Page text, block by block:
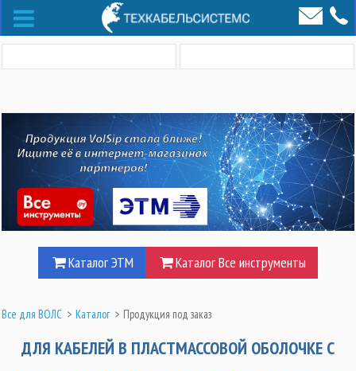
Каталог ЭТМ Каталог Все инструменты
Все для ВОЛС > Каталог > Продукция под заказ
ДЛЯ КАБЕЛЕЙ В ПЛАСТМАССОВОЙ ОБОЛОЧКЕ С